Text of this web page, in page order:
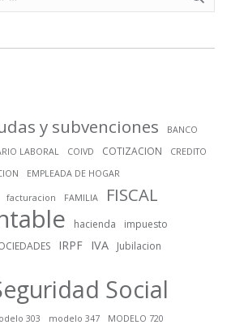
y subvenciones BANCO
LABORAL COIVD COTIZACION CREDITO
EMPLEADA DE HOGAR
facturacion FAMILIA FISCAL
hacienda
impuesto
IRPF IVA Jubilacion
Social
303 modelo 347
MODELO 720